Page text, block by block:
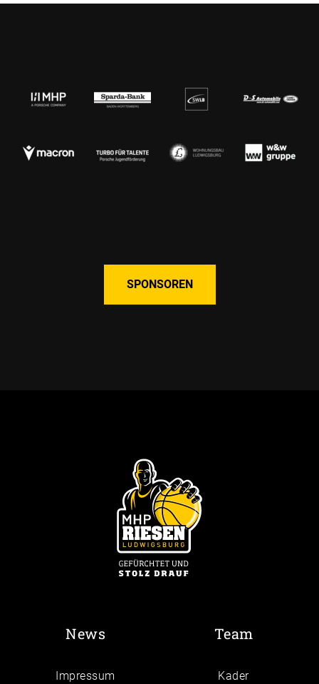
SPONSOREN
News
Impressum
Team
Kader